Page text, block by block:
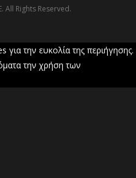
All Rights Reserved.
για την ευκολία της περιήγησης.
την χρήση των